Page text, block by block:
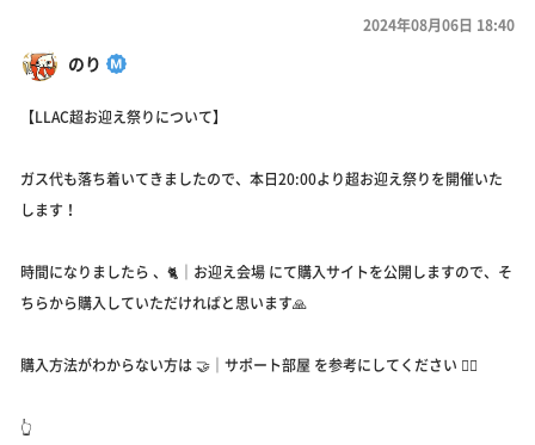
のり
2024年08月06日 18:40
【LLAC超お迎え祭りについて】
ガス代も落ち着いてきましたので、本日20:00より超お迎え祭りを開催いた
します！
時間になりましたら 、⁠🐈｜お迎え会場 にて購入サイトを公開しますので、そ
ちらから購入していただければと思います🙏
購入方法がわからない方は ⁠🤝｜サポート部屋⁠ を参考にしてください 🙆‍♂️
👆